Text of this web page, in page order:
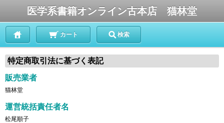
医学系書籍オンライン古本店 猫林堂
カート 検索
特定商取引法に基づく表記
販売業者
猫林堂
運営統括責任者名
松尾順子